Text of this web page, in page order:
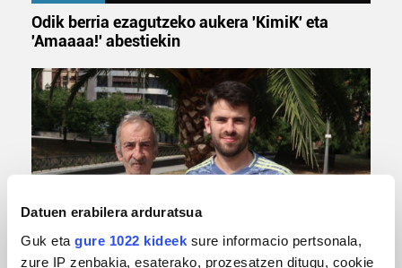
Datuen erabilera arduratsua
Guk eta gure 1022 kideek sure informacio pertsonala,
zure IP zenbakia, esaterako, prozesatzen ditugu, cookie
Odik berria ezagutzeko aukera 'KimiK' eta
'Amaaaa!' abestiekin
MUSA